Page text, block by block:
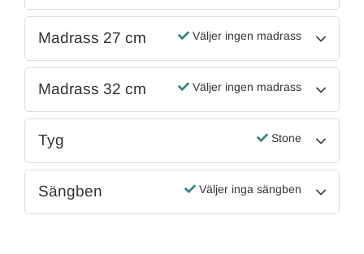
Madrass 27 cm Väljer ingen madrass
Madrass 32 cm Väljer ingen madrass
Tyg Stone
Sängben Väljer inga sängben